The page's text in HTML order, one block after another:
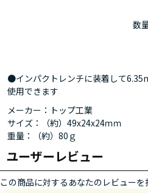
数
●インパクトレンチに装着して
使用できます
メーカー：トップ工業
サイズ：（約）49x24x24ｍｍ
重量：（約）80ｇ
ユーザーレビュー
この商品に対するあなたのレビューを